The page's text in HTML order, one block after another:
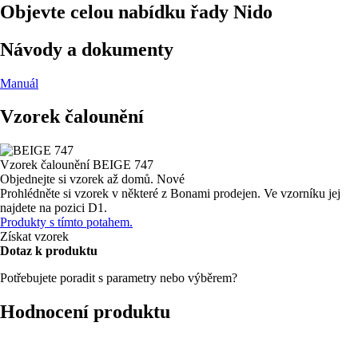
Objevte celou nabídku řady Nido
Návody a dokumenty
Manuál
Vzorek čalounění
Vzorek čalounění BEIGE 747
Objednejte si vzorek až domů. Nové
Prohlédněte si vzorek v některé z Bonami prodejen. Ve vzorníku jej
najdete na pozici D1.
Produkty s tímto potahem.
Získat vzorek
Dotaz k produktu
Potřebujete poradit s parametry nebo výběrem?
Hodnocení produktu